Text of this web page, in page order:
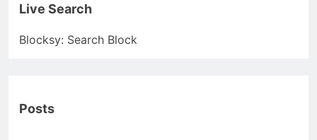
Live Search
Blocksy: Search Block
Posts